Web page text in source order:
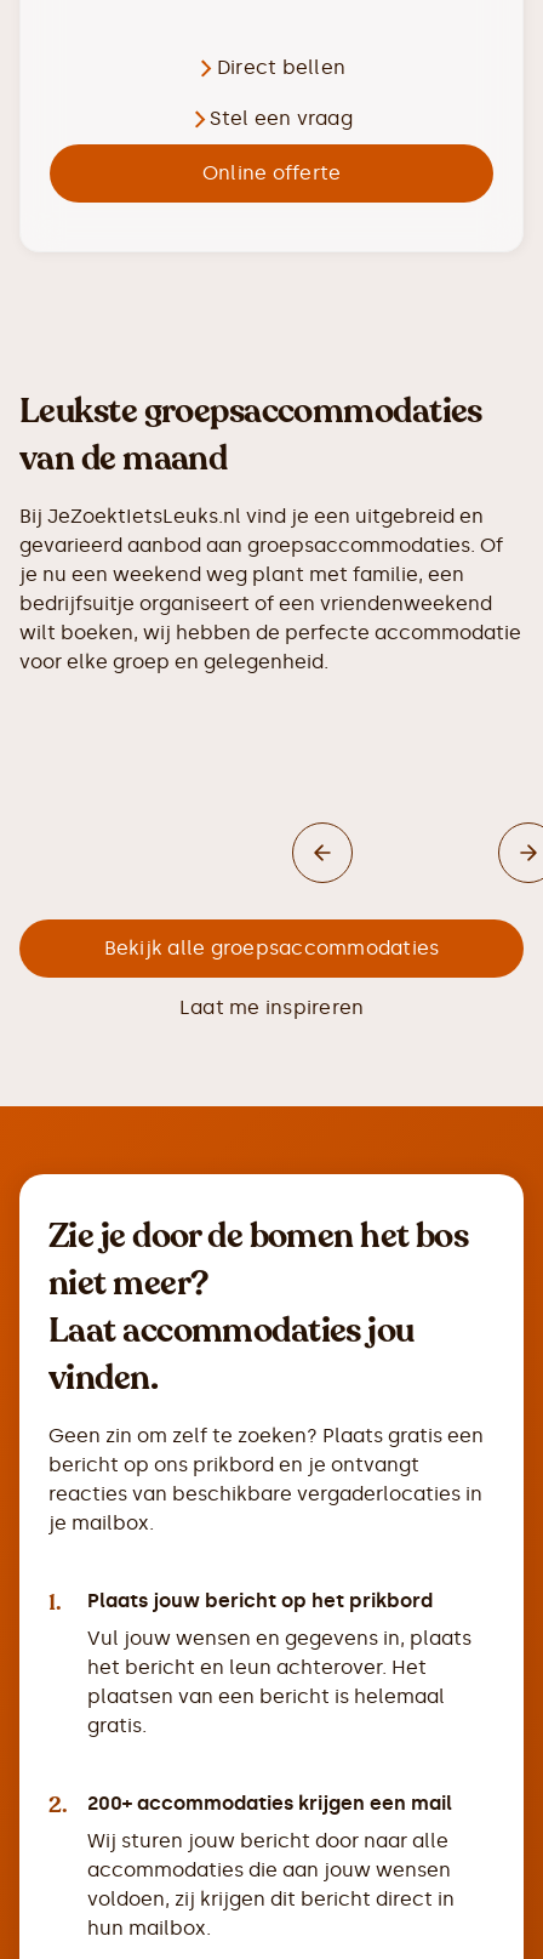
Direct bellen
Stel een vraag
Online offerte
Leukste groepsaccommodaties
van de maand
Bij JeZoektIetsLeuks.nl vind je een uitgebreid en
gevarieerd aanbod aan groepsaccommodaties. Of
je nu een weekend weg plant met familie, een
bedrijfsuitje organiseert of een vriendenweekend
wilt boeken, wij hebben de perfecte accommodatie
voor elke groep en gelegenheid.
Bekijk alle groepsaccommodaties
Laat me inspireren
Zie je door de bomen het bos
niet meer?
Laat accommodaties jou
vinden.
Geen zin om zelf te zoeken? Plaats gratis een
bericht op ons prikbord en je ontvangt
reacties van beschikbare vergaderlocaties in
je mailbox.
1.
Plaats jouw bericht op het prikbord
Vul jouw wensen en gegevens in, plaats
het bericht en leun achterover. Het
plaatsen van een bericht is helemaal
gratis.
2.
200+ accommodaties krijgen een mail
Wij sturen jouw bericht door naar alle
accommodaties die aan jouw wensen
voldoen, zij krijgen dit bericht direct in
hun mailbox.